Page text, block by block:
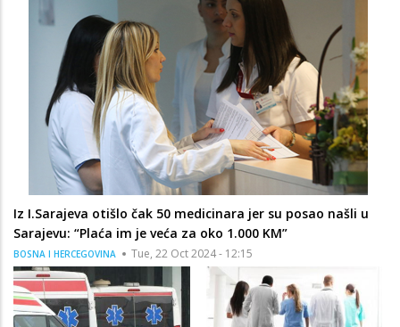
Iz I.Sarajeva otišlo čak 50 medicinara jer su posao našli u
Sarajevu: “Plaća im je veća za oko 1.000 KM”
BOSNA I HERCEGOVINA Tue, 22 Oct 2024 - 12:15